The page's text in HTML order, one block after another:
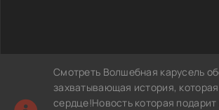
Смотреть Волшебная карусель
захватывающая история,
сердце!Новость которая подарит